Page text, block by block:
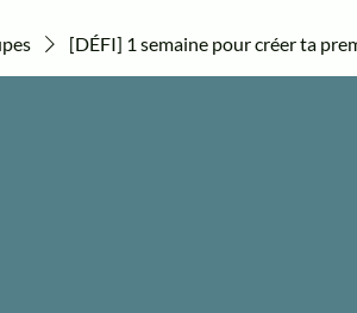
[DÉFI] 1 semaine pour créer ta